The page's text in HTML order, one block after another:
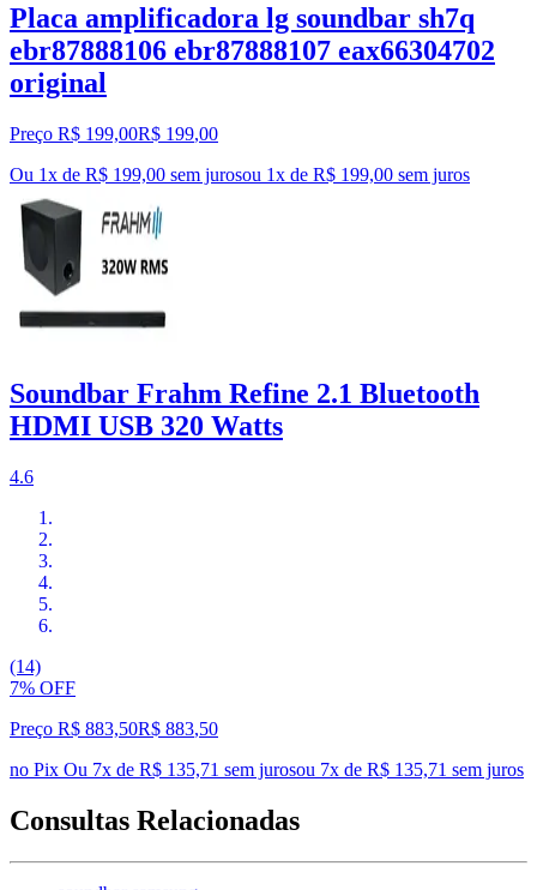
Placa amplificadora lg soundbar sh7q
ebr87888106 ebr87888107 eax66304702
original
Preço R$ 199,00R$ 199,00
Ou 1x de R$ 199,00 sem jurosou 1x de R$ 199,00 sem juros
Soundbar Frahm Refine 2.1 Bluetooth
HDMI USB 320 Watts
4.6
(14)
7% OFF
Preço R$ 883,50R$ 883,50
no Pix Ou 7x de R$ 135,71 sem jurosou 7x de R$ 135,71 sem juros
Consultas Relacionadas